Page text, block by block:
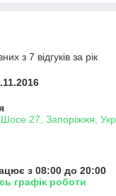
з 7 відгуків за рік
Шосе 27, Запоріжжя,
з 08:00 до 20:00
графік роботи